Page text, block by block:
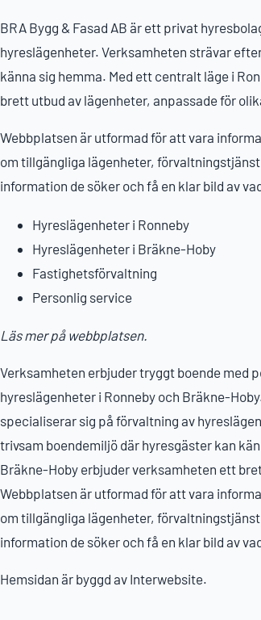
BRA Bygg & Fasad AB är ett privat
hyreslägenheter. Verksamheten strävar
känna sig hemma. Med ett centralt läge i
brett utbud av lägenheter, anpassade för
Webbplatsen är utformad för att vara
om tillgängliga lägenheter,
information de söker och få en klar bild av
Hyreslägenheter i Ronneby
Hyreslägenheter i Bräkne-Hoby
Fastighetsförvaltning
Personlig service
Läs mer på webbplatsen.
Verksamheten erbjuder tryggt boende med
hyreslägenheter i Ronneby och Bräkne-
specialiserar sig på förvaltning av
trivsam boendemiljö där hyresgäster kan
Bräkne-Hoby erbjuder verksamheten ett
Webbplatsen är utformad för att vara
om tillgängliga lägenheter,
information de söker och få en klar bild av
Hemsidan är byggd av Interwebsite.